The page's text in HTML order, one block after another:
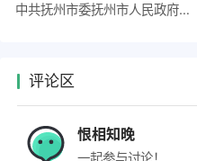
中共抚州市委抚州市人民政府关于推进科技强市的实施意见
评论区
恨相知晚